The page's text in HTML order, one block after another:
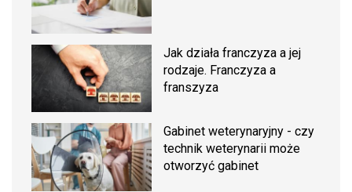
Jak działa franczyza a jej
rodzaje. Franczyza a
franszyza
Gabinet weterynaryjny - czy
technik weterynarii może
otworzyć gabinet